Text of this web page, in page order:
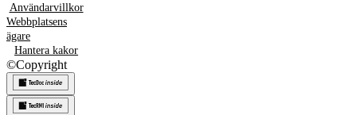
Användarvillkor
Webbplatsens
ägare
Hantera kakor
©Copyright